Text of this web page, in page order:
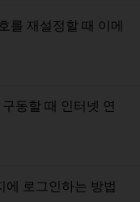
를 재설정할 때 이메
동할 때 인터넷 연
에 로그인하는 방법